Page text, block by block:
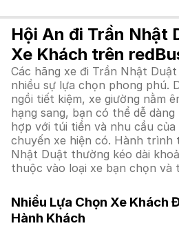
Hội An đi Trần Nhật
Xe Khách trên
Các hãng xe đi Trần Nhật
nhiều sự lựa chọn phong phú.
ngồi tiết kiệm, xe giường nằm
hạng sang, bạn có thể dễ
hợp với túi tiền và nhu cầu
chuyến xe hiện có. Hành trình
Nhật Duật thường kéo dài
thuộc vào loại xe bạn chọn và
Nhiều Lựa Chọn Xe Khách
Hành Khách